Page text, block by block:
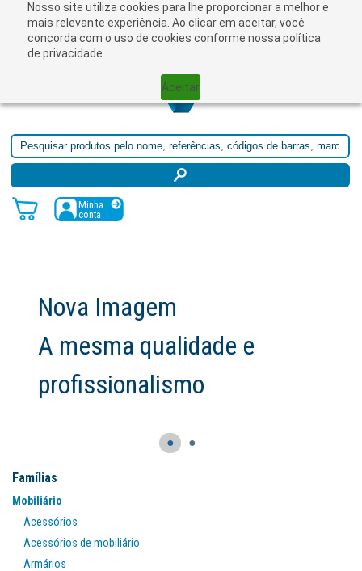
Nosso site utiliza cookies para lhe proporcionar a melhor e
mais relevante experiência. Ao clicar em aceitar, você
concorda com o uso de cookies conforme nossa política
de privacidade.
Aceitar
Minha
conta
Nova Imagem
A mesma qualidade e
profissionalismo
● ●
Famílias
Mobiliário
Acessórios
Acessórios de mobiliário
Armários